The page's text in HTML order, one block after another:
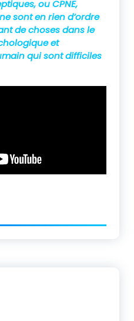
ou CPNE,
sont en rien d’ordre
de choses dans le
et
qui sont difficiles